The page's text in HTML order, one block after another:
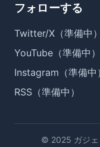
フォローする
Twitter/X（準備中）
YouTube（準備中）
Instagram（準備中）
RSS（準備中）
© 2025 ガジェ